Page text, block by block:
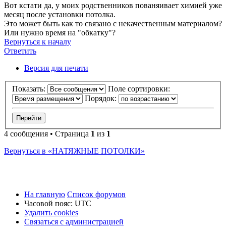
Вот кстати да, у моих родственников пованяивает химией уже
месяц после установки потолка.
Это может быть как то связано с некачественным материалом?
Или нужно время на "обкатку"?
Вернуться к началу
Ответить
Ответить
Версия для печати
Показать:
Поле сортировки:
Порядок:
4 сообщения • Страница 1 из 1
Вернуться в «НАТЯЖНЫЕ ПОТОЛКИ»
На главную Список форумов
Часовой пояс: UTC
Удалить cookies
Связаться
Связаться с администрацией